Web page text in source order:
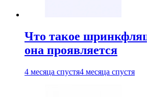
Что такое
она проявляется
4 месяца спустя4 месяца спустя